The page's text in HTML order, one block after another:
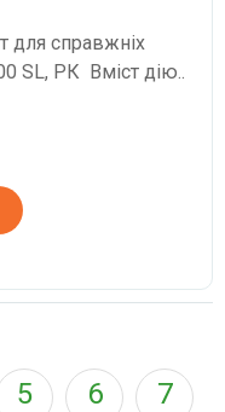
для справжніх
SL, РК Вміст дію..
5 6
7